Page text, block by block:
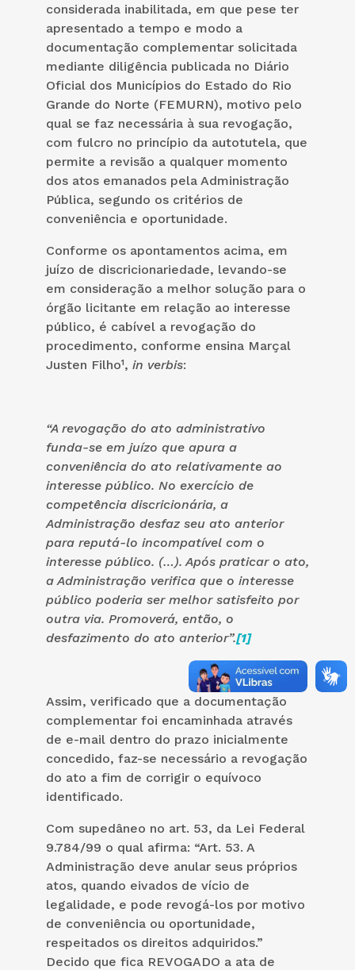
considerada inabilitada, em que pese ter
apresentado a tempo e modo a
documentação complementar solicitada
mediante diligência publicada no Diário
Oficial dos Municípios do Estado do Rio
Grande do Norte (FEMURN), motivo pelo
qual se faz necessária à sua revogação,
com fulcro no princípio da autotutela, que
permite a revisão a qualquer momento
dos atos emanados pela Administração
Pública, segundo os critérios de
conveniência e oportunidade.
Conforme os apontamentos acima, em
juízo de discricionariedade, levando-se
em consideração a melhor solução para o
órgão licitante em relação ao interesse
público, é cabível a revogação do
procedimento, conforme ensina Marçal
Justen Filho¹, in verbis:
“A revogação do ato administrativo
funda-se em juízo que apura a
conveniência do ato relativamente ao
interesse público. No exercício de
competência discricionária, a
Administração desfaz seu ato anterior
para reputá-lo incompatível com o
interesse público. (…). Após praticar o ato,
a Administração verifica que o interesse
público poderia ser melhor satisfeito por
outra via. Promoverá, então, o
desfazimento do ato anterior”.[1]
Assim, verificado que a documentação
complementar foi encaminhada através
de e-mail dentro do prazo inicialmente
concedido, faz-se necessário a revogação
do ato a fim de corrigir o equívoco
identificado.
Com supedâneo no art. 53, da Lei Federal
9.784/99 o qual afirma: “Art. 53. A
Administração deve anular seus próprios
atos, quando eivados de vício de
legalidade, e pode revogá-los por motivo
de conveniência ou oportunidade,
respeitados os direitos adquiridos.”
Decido que fica REVOGADO a ata de